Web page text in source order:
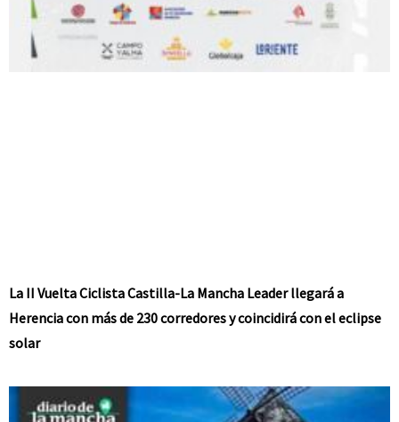
La II Vuelta Ciclista Castilla-La Mancha Leader llegará a
Herencia con más de 230 corredores y coincidirá con el eclipse
solar